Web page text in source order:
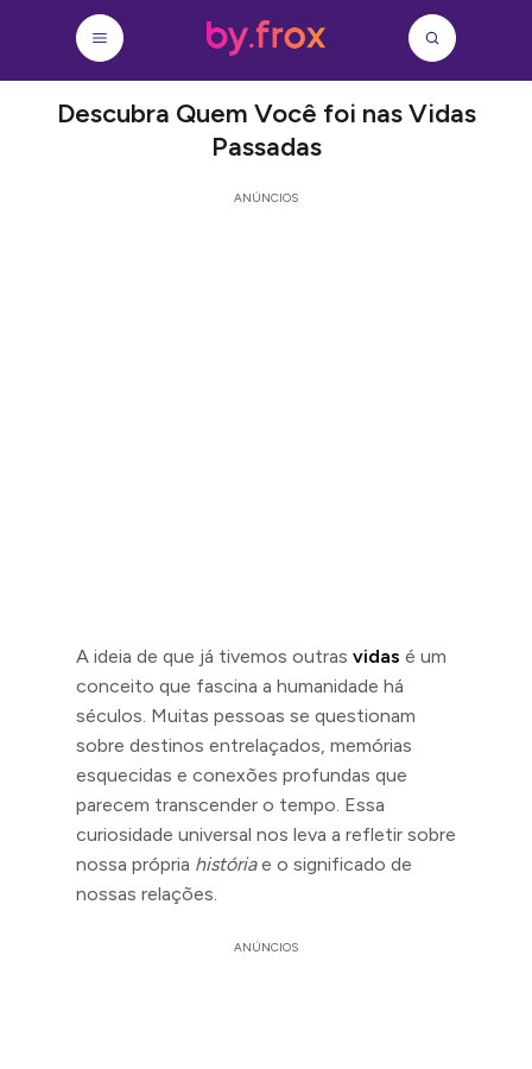
Descubra Quem Você foi nas Vidas
Passadas
ANÚNCIOS
A ideia de que já tivemos outras vidas é um
conceito que fascina a humanidade há
séculos. Muitas pessoas se questionam
sobre destinos entrelaçados, memórias
esquecidas e conexões profundas que
parecem transcender o tempo. Essa
curiosidade universal nos leva a refletir sobre
nossa própria históriae o significado de
nossas relações.
ANÚNCIOS